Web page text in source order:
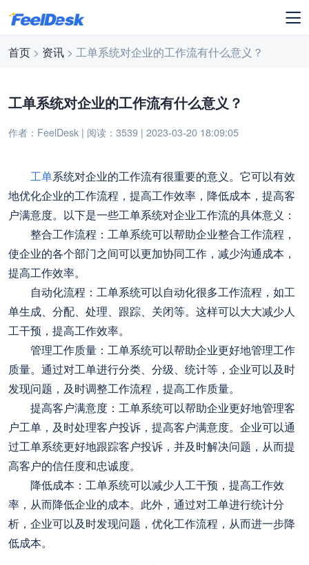
首页 > 资讯 > 工单系统对企业的工作流有什么意义？
工单系统对企业的工作流有什么意义？
作者：FeelDesk | 阅读：3539 | 2023-03-20 18:09:05
工单系统对企业的工作流有很重要的意义。它可以有效
地优化企业的工作流程，提高工作效率，降低成本，提高客
户满意度。以下是一些工单系统对企业工作流的具体意义：
整合工作流程：工单系统可以帮助企业整合工作流程，
使企业的各个部门之间可以更加协同工作，减少沟通成本，
提高工作效率。
自动化流程：工单系统可以自动化很多工作流程，如工
单生成、分配、处理、跟踪、关闭等。这样可以大大减少人
工干预，提高工作效率。
管理工作质量：工单系统可以帮助企业更好地管理工作
质量。通过对工单进行分类、分级、统计等，企业可以及时
发现问题，及时调整工作流程，提高工作质量。
提高客户满意度：工单系统可以帮助企业更好地管理客
户工单，及时处理客户投诉，提高客户满意度。企业可以通
过工单系统更好地跟踪客户投诉，并及时解决问题，从而提
高客户的信任度和忠诚度。
降低成本：工单系统可以减少人工干预，提高工作效
率，从而降低企业的成本。此外，通过对工单进行统计分
析，企业可以及时发现问题，优化工作流程，从而进一步降
低成本。